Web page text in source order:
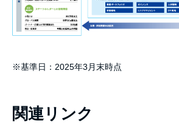
※基準日：2025年3月末時点
関連リンク